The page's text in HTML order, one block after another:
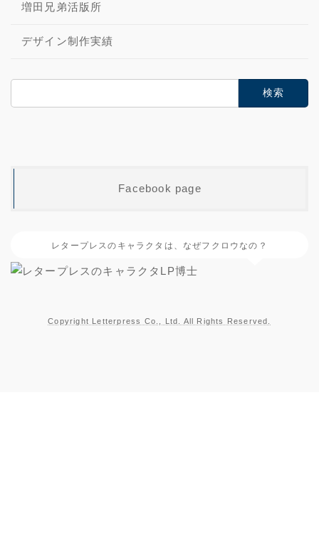
増田兄弟活版所
デザイン制作実績
索:
Facebook page
レタープレスのキャラクタは、なぜフクロウなの？
Copyright Letterpress Co., Ltd. All Rights Reserved.